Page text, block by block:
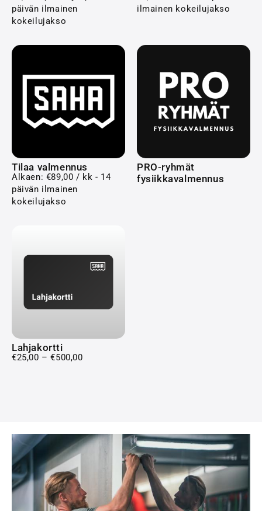
päivän ilmainen
kokeilujakso
ilmainen kokeilujakso
Tilaa valmennus
Alkaen: €89,00 / kk - 14
päivän ilmainen
kokeilujakso
PRO-ryhmät
fysiikkavalmennus
Lahjakortti
€25,00 – €500,00